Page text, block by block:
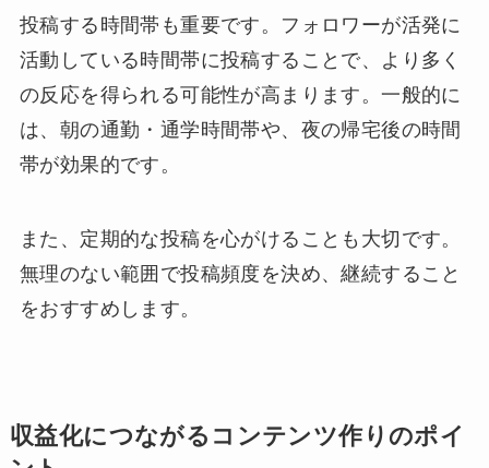
投稿する時間帯も重要です。フォロワーが活発に
活動している時間帯に投稿することで、より多く
の反応を得られる可能性が高まります。一般的に
は、朝の通勤・通学時間帯や、夜の帰宅後の時間
帯が効果的です。
また、定期的な投稿を心がけることも大切です。
無理のない範囲で投稿頻度を決め、継続すること
をおすすめします。
収益化につながるコンテンツ作りのポイ